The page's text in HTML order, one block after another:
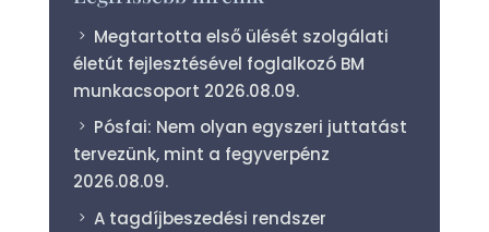
Megtartotta első ülését szolgálati
életút fejlesztésével foglalkozó BM
munkacsoport 2026.08.09.
Pósfai: Nem olyan egyszeri juttatást
tervezünk, mint a fegyverpénz
2026.08.09.
A tagdíjbeszedési rendszer